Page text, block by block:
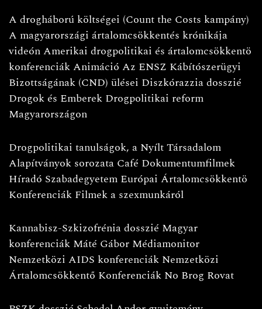
A drogháború költségei (Count the Costs kampány)
A magyarországi ártalomcsökkentés krónikája
videónAmerikai drogpolitikai és ártalomcsökkentö
konferenciákAnimáció Az ENSZ Kábítószerügyi
Bizottságának (CND) ülései Diszkórazzia dosszié
Drogok és Emberek Drogpolitikai reform
Magyarországon
Drogpolitikai tanulságok, a Nyílt Társadalom
Alapítványok sorozata Café Dokumentumfilmek
Híradó Szabadegyetem Európai Ártalomcsökkentö
Konferenciák Filmek a szexmunkáról
Kannabisz-Szkizofrénia dosszié Magyar
konferenciák Máté Gábor Médiamonitor
Nemzetközi AIDS konferenciák Nemzetközi
Ártalomcsökkentő Konferenciák No Brog Rovat